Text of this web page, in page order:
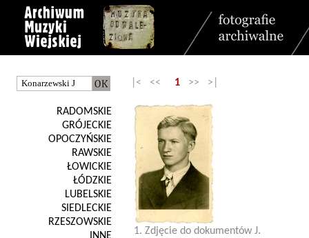
RADOMSKIE
GRÓJECKIE
OPOCZYŃSKIE
RAWSKIE
ŁOWICKIE
ŁÓDZKIE
LUBELSKIE
SIEDLECKIE
RZESZOWSKIE
|< << 1 >> >|
1. Zdjęcie do dokumentów J.